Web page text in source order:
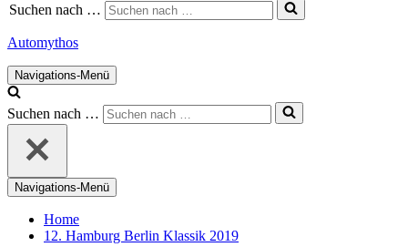
Suchen nach …
Automythos
Navigations-Menü
Suchen nach …
Navigations-Menü
Home
12. Hamburg Berlin Klassik 2019